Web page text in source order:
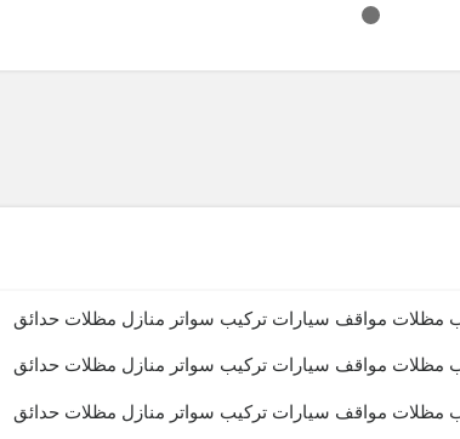
مظلات مواقف سيارات تركيب سواتر منازل مظلات حدائق
مظلات مواقف سيارات تركيب سواتر منازل مظلات حدائق
مظلات مواقف سيارات تركيب سواتر منازل مظلات حدائق